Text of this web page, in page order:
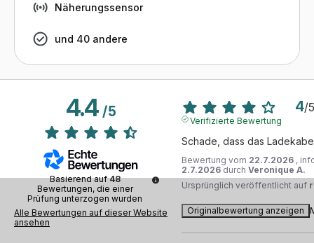
Näherungssensor
und 40 andere
4.4/5
Basierend auf48
Bewertungen, die einer
Prüfung unterzogen wurden
Alle Bewertungen auf dieser Website
ansehen
4/5
Verifizierte Bewertung
Schade, dass das
Bewertung vom 22.7.2026 ,
2.7.2026 durch Veronique A.
Ursprünglich veröffentlicht auf
Originalbewertung anzeigen